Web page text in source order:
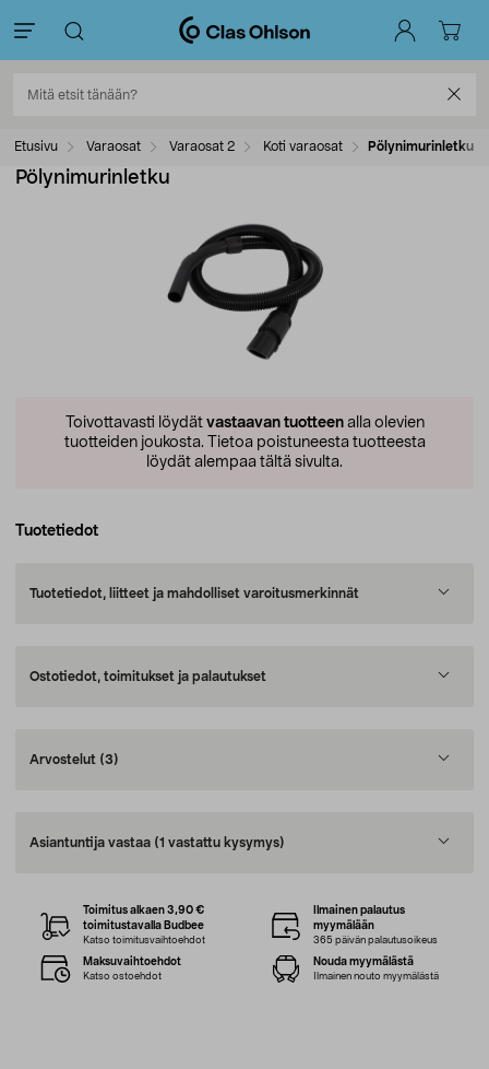
Etusivu Varaosat Varaosat 2 Koti varaosat Pölynimurinletku
Pölynimurinletku
Toivottavasti löydät vastaavan tuotteenalla olevien
tuotteiden joukosta. Tietoa poistuneesta tuotteesta
löydät alempaa tältä sivulta.
Tuotetiedot
Tuotetiedot, liitteet ja mahdolliset varoitusmerkinnät
Ostotiedot, toimitukset ja palautukset
Arvostelut (3)
Asiantuntija vastaa (1 vastattu kysymys)
Toimitus alkaen 3,90 €
toimitustavalla Budbee
Katso toimitusvaihtoehdot
Ilmainen palautus
myymälään
365 päivän palautusoikeus
Maksuvaihtoehdot
Katso ostoehdot
Nouda myymälästä
Ilmainen nouto myymälästä